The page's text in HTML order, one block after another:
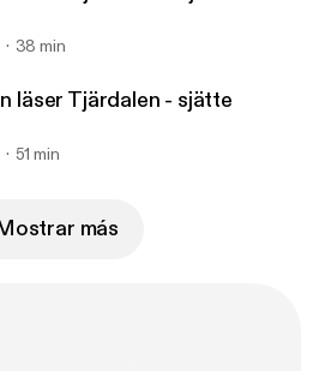
38 min
läser Tjärdalen - sjätte
51 min
más